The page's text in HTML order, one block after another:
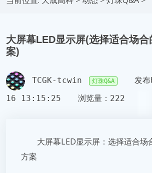
大屏幕LED显示屏(选择适合场
案)
TCGK-tcwin 灯珠Q&A
发
16 13:15:25
浏览量：222
大屏幕LED显示屏：选择适合场
方案